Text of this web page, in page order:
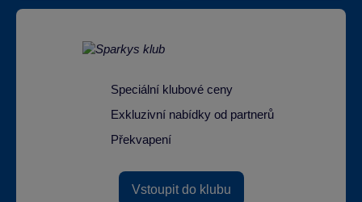
Speciální klubové ceny
Exkluzivní nabídky od partnerů
Překvapení
Vstoupit do klubu